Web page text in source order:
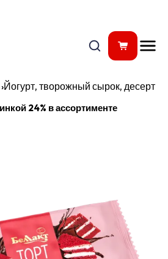
›Йогурт, творожный сырок, десерт
24% в ассортименте